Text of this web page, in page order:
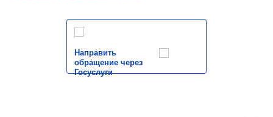
Направить
обращение через
Госуслуги